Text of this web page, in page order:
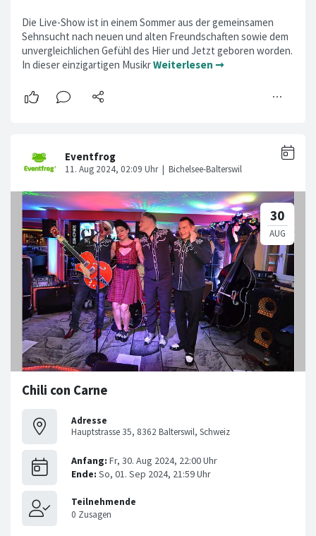
Die Live-Show ist in einem Sommer aus der gemeinsamen
Sehnsucht nach neuen und alten Freundschaften sowie dem
unvergleichlichen Gefühl des Hier und Jetzt geboren worden.
In dieser einzigartigen MusikrWeiterlesen ➞
Chili con Carne
Adresse
Hauptstrasse 35, 8362 Balterswil, Schweiz